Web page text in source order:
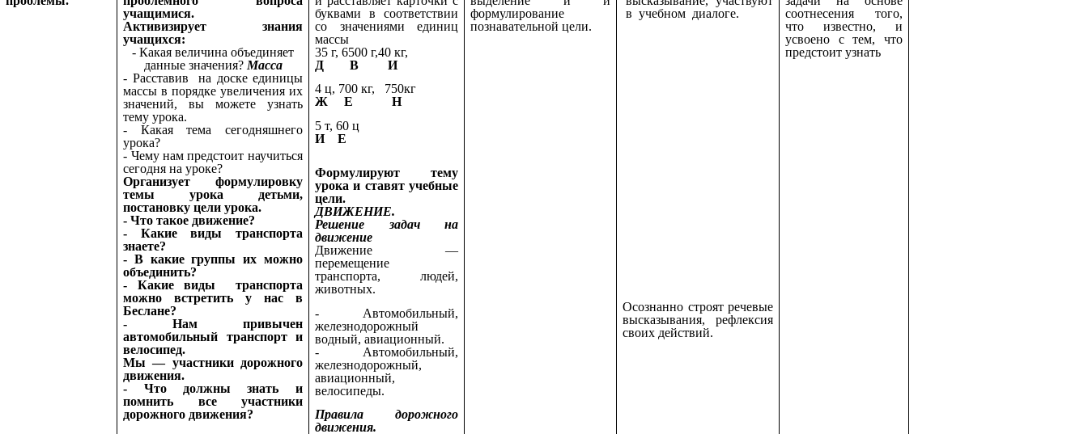
учащимися.
Активизирует знания
учащихся:
- Какая величина объединяет
данные значения? Масса
- Расставив на доске единицы
массы в порядке увеличения их
значений, вы можете узнать
тему урока.
- Какая тема сегодняшнего
урока?
- Чему нам предстоит научиться
сегодня на уроке?
Организует формулировку
темы урока детьми,
постановку цели урока.
- Что такое движение?
- Какие виды транспорта
знаете?
- В какие группы их можно
объединить?
- Какие виды транспорта
можно встретить у нас в
Беслане?
- Нам привычен
автомобильный транспорт и
велосипед.
Мы — участники дорожного
движения.
- Что должны знать и
помнить все участники
дорожного движения?
буквами в соответствии
со значениями единиц
массы
35 г, 6500 г,40 кг,
Д В И
4 ц, 700 кг, 750кг
Ж Е Н
5 т, 60 ц
И Е
Формулируют тему
урока и ставят учебные
цели.
ДВИЖЕНИЕ.
Решение задач на
движение
Движение —
перемещение
транспорта, людей,
животных.
- Автомобильный,
железнодорожный
водный, авиационный.
- Автомобильный,
железнодорожный,
авиационный,
велосипеды.
Правила дорожного
движения.
формулирование
познавательной цели.
в учебном диалоге.
Осознанно строят речевые
высказывания, рефлексия
своих действий.
соотнесения того,
что известно, и
усвоено с тем, что
предстоит узнать